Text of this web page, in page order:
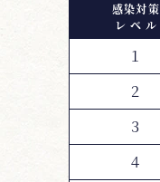
感染対策
レ ベ ル
１
２
３
４